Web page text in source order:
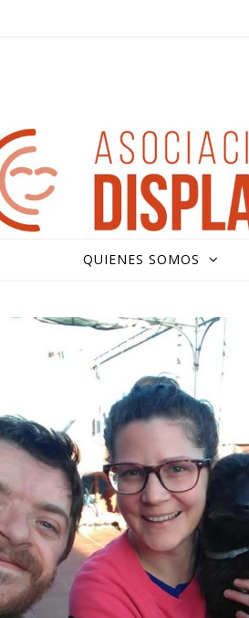
QUIENES SOMOS